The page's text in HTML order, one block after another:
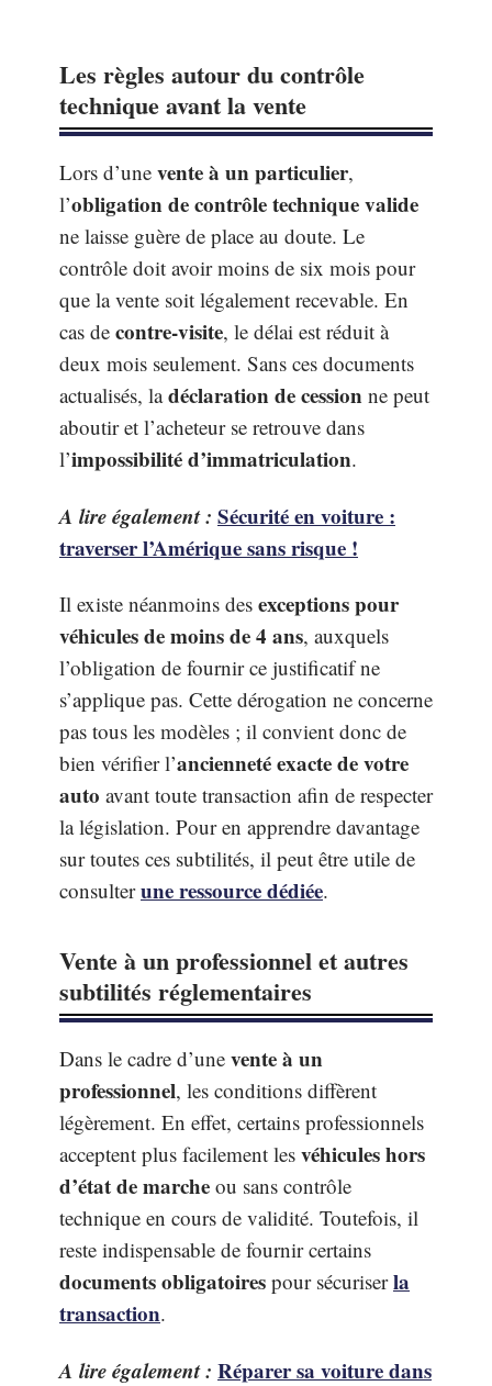
Les règles autour du contrôle
technique avant la vente
Lors d’une vente à un particulier,
l’obligation de contrôle technique valide
ne laisse guère de place au doute. Le
contrôle doit avoir moins de six mois pour
que la vente soit légalement recevable. En
cas de contre-visite, le délai est réduit à
deux mois seulement. Sans ces documents
actualisés, ladéclaration de cession ne peut
aboutir et l’acheteur se retrouve dans
l’impossibilité d’immatriculation.
A lire également : Sécurité en voiture :
traverser l’Amérique sans risque !
Il existe néanmoins des exceptions pour
véhicules de moins de 4 ans, auxquels
l’obligation de fournir ce justificatif ne
s’applique pas. Cette dérogation ne concerne
pas tous les modèles ; il convient donc de
bien vérifier l’ancienneté exacte de votre
auto avant toute transaction afin de respecter
la législation. Pour en apprendre davantage
sur toutes ces subtilités, il peut être utile de
consulterune ressource dédiée.
Vente à un professionnel et autres
subtilités réglementaires
Dans le cadre d’une vente à un
professionnel, les conditions diffèrent
légèrement. En effet, certains professionnels
acceptent plus facilement les véhicules hors
d’état de marche ou sans contrôle
technique en cours de validité. Toutefois, il
reste indispensable de fournir certains
documents obligatoires pour sécuriserla
transaction.
A lire également : Réparer sa voiture dans